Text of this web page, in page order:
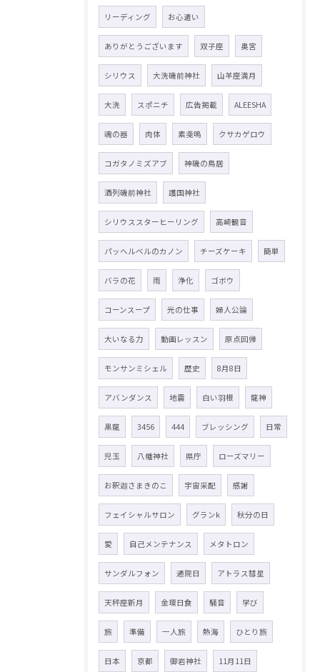
リーディング お心遣い
ありがとうございます 双子座 奥宮
シリウス 大洗磯前神社 山羊座満月
大洗 スポニチ 広告掲載 ALEESHA
魂の器 肉体 素戔嗚 クサカゲロウ
コガタノミズアブ 神磯の鳥居
酒列磯前神社 護国神社
シリウススターヒーリング 高崎観音
パッヘルベルのカノン チーズケーキ 簡単
バラの花 雨 浄化 ゴボウ
コーンスープ 光の仕事 婦人公論
大いなる力 動画レッスン 原点回帰
モンサンミシェル 歴史 8月8日
アバンダンス 地震 白い羽根 龍神
黒龍 3456 444 ブレッシング 日常
児玉 八幡神社 県庁 ローズマリー
お釈迦さまきのこ 宇宙采配 感謝
フェイシャルサロン グランk 秋分の日
愛 自己メンテナンス メタトロン
サンダルフォン 通院日 アトラス彗星
天秤座新月 金環日食 騒音 学び
旅 準備 一人旅 熱海 ひとり旅
日本 京都 御岩神社 11月11日